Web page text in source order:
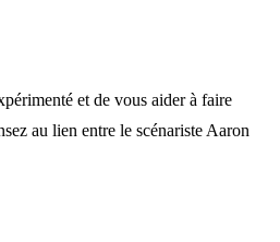
et de vous aider à faire
au lien entre le scénariste Aaron